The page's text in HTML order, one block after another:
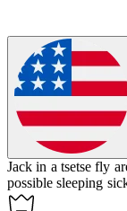
Jack in a tsetse fly
possiblesleeping